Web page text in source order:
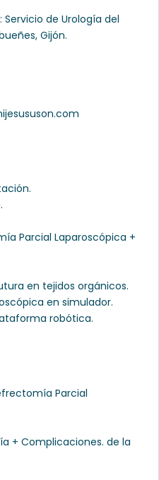
Servicio de Urología del
Gijón.
Parcial Laparoscópica +
en tejidos orgánicos.
en simulador.
robótica.
Parcial
+ Complicaciones. de la